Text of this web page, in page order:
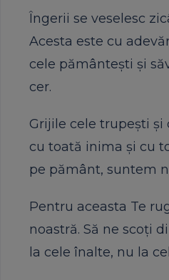
Îngerii se veselesc
Acesta este cu
cele pământești și
cer.
Grijile cele trupești și
cu toată inima și cu
pe pământ, suntem
Pentru aceasta Te
noastră. Să ne scoți
la cele înalte, nu la